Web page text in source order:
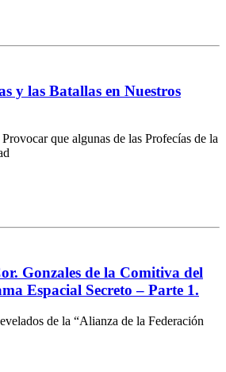
y las Batallas en Nuestros
que algunas de las Profecías de la
Gonzales de la Comitiva del
Espacial Secreto – Parte 1.
de la “Alianza de la Federación